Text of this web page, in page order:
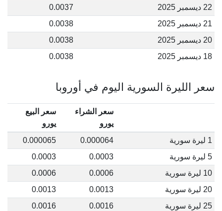
22 ديسمبر 2025
0.0037
21 ديسمبر 2025
0.0038
20 ديسمبر 2025
0.0038
18 ديسمبر 2025
0.0038
سعر الليرة السورية اليوم في أوروبا
سعر الشراء
يورو
سعر البيع
يورو
1 ليرة سورية
0.000064
0.000065
5 ليرة سورية
0.0003
0.0003
10 ليرة سورية
0.0006
0.0006
20 ليرة سورية
0.0013
0.0013
25 ليرة سورية
0.0016
0.0016